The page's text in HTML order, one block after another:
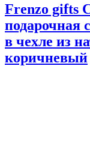
Frenzo gifts
подарочная
в чехле из
коричневый